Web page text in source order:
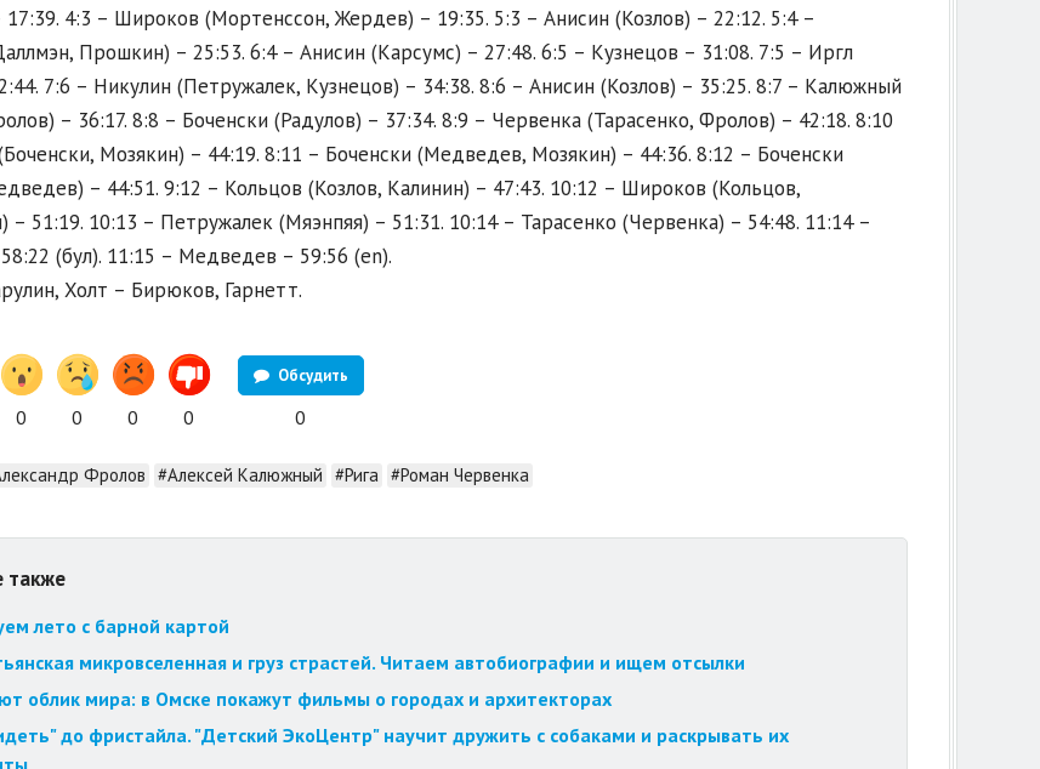
4:3 – Широков (Мортенссон, Жердев) – 19:35. 5:3 – Анисин (Козлов) – 22:12. 5:4 –
Прошкин) – 25:53. 6:4 – Анисин (Карсумс) – 27:48. 6:5 – Кузнецов – 31:08. 7:5 – Иргл
7:6 – Никулин (Петружалек, Кузнецов) – 34:38. 8:6 – Анисин (Козлов) – 35:25. 8:7 – Калюжный
– 36:17. 8:8 – Боченски (Радулов) – 37:34. 8:9 – Червенка (Тарасенко, Фролов) – 42:18. 8:10
Мозякин) – 44:19. 8:11 – Боченски (Медведев, Мозякин) – 44:36. 8:12 – Боченски
– 44:51. 9:12 – Кольцов (Козлов, Калинин) – 47:43. 10:12 – Широков (Кольцов,
– 51:19. 10:13 – Петружалек (Мяэнпяя) – 51:31. 10:14 – Тарасенко (Червенка) – 54:48. 11:14 –
(бул). 11:15 – Медведев – 59:56 (en).
Холт – Бирюков, Гарнетт.
0 0 0 0
Обсудить
0
Фролов #Алексей Калюжный #Рига #Роман Червенка
также
лето с барной картой
микровселенная и груз страстей. Читаем автобиографии и ищем отсылки
облик мира: в Омске покажут фильмы о городах и архитекторах
до фристайла. "Детский ЭкоЦентр" научит дружить с собаками и раскрывать их